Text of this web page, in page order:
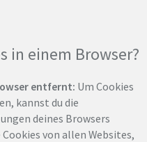
in einem Browser?
entfernt: Um Cookies
kannst du die
deines Browsers
von allen Websites,